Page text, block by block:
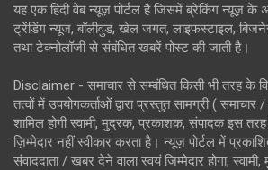
यह एक हिंदी वेब न्यूज़ पोर्टल है जिसमें ब्रेकिंग न्यूज़ के
ट्रेंडिंग न्यूज, बॉलीवुड, खेल जगत, लाइफस्टाइल,
तथा टेक्नोलॉजी से संबंधित खबरें पोस्ट की जाती है।
Disclaimer - समाचार से सम्बंधित किसी भी तरह के
तत्वों में उपयोगकर्ताओं द्वारा प्रस्तुत सामग्री ( समाचार
शामिल होगी स्वामी, मुद्रक, प्रकाशक, संपादक इस
ज़िम्मेदार नहीं स्वीकार करता है। न्यूज़ पोर्टल में
संवाददाता / खबर देने वाला स्वयं जिम्मेदार होगा,